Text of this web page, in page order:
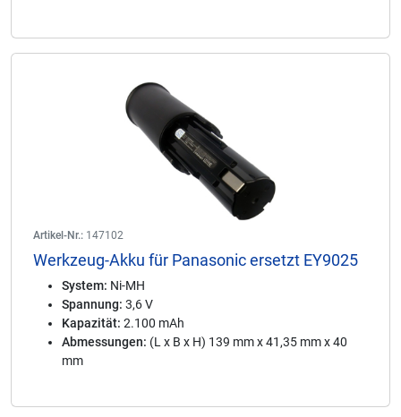
Artikel-Nr.: 147102
Werkzeug-Akku für Panasonic ersetzt EY9025
System: Ni-MH
Spannung: 3,6 V
Kapazität: 2.100 mAh
Abmessungen: (L x B x H) 139 mm x 41,35 mm x 40
mm